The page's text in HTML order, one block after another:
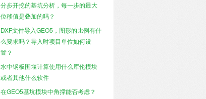
分步开挖的基坑分析，每一步的最大
位移值是叠加的吗？
DXF文件导入GEO5，图形的比例有什
么要求吗？导入时项目单位如何设
置？
水中钢板围堰计算使用什么库伦模块
或者其他什么软件
在GEO5基坑模块中角撑能否考虑？